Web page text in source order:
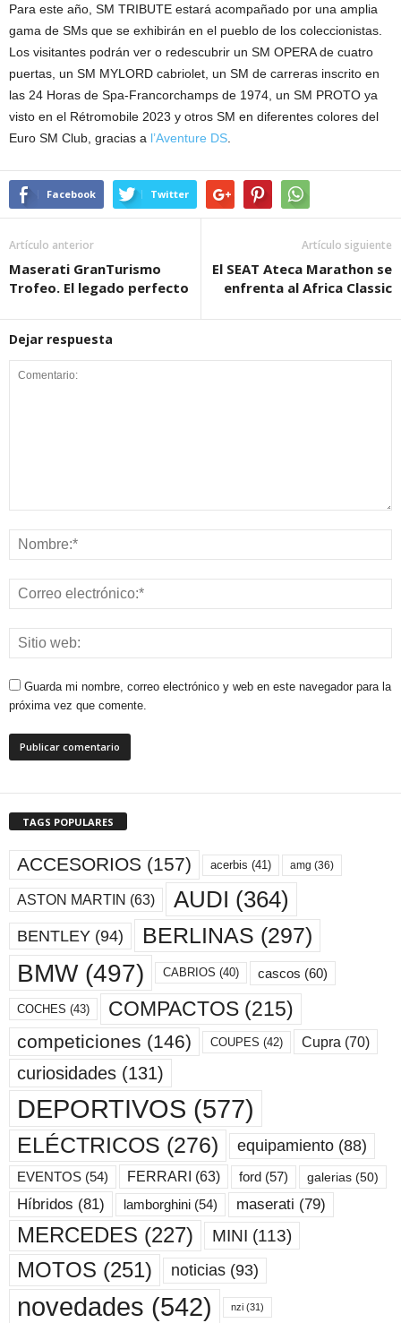
Para este año, SM TRIBUTE estará acompañado por una amplia
gama de SMs que se exhibirán en el pueblo de los coleccionistas.
Los visitantes podrán ver o redescubrir un SM OPERA de cuatro
puertas, un SM MYLORD cabriolet, un SM de carreras inscrito en
las 24 Horas de Spa-Francorchamps de 1974, un SM PROTO ya
visto en el Rétromobile 2023 y otros SM en diferentes colores del
Euro SM Club, gracias a l’Aventure DS.
Facebook Twitter
Artículo anterior
Maserati GranTurismo
Trofeo. El legado perfecto
Artículo siguiente
El SEAT Ateca Marathon se
enfrenta al Africa Classic
Dejar respuesta
Guarda mi nombre, correo electrónico y web en este navegador para la
próxima vez que comente.
TAGS POPULARES
ACCESORIOS (157) acerbis (41) amg (36)
ASTON MARTIN (63) AUDI (364)
BENTLEY (94) BERLINAS (297)
BMW(497) CABRIOS (40) cascos (60)
COCHES (43) COMPACTOS (215)
competiciones (146) COUPES (42) Cupra (70)
curiosidades (131)
DEPORTIVOS (577)
ELÉCTRICOS (276) equipamiento (88)
EVENTOS (54) FERRARI (63) ford (57) galerias (50)
Híbridos (81) lamborghini (54) maserati (79)
MERCEDES (227) MINI (113)
MOTOS (251) noticias (93)
novedades (542) nzi (31)